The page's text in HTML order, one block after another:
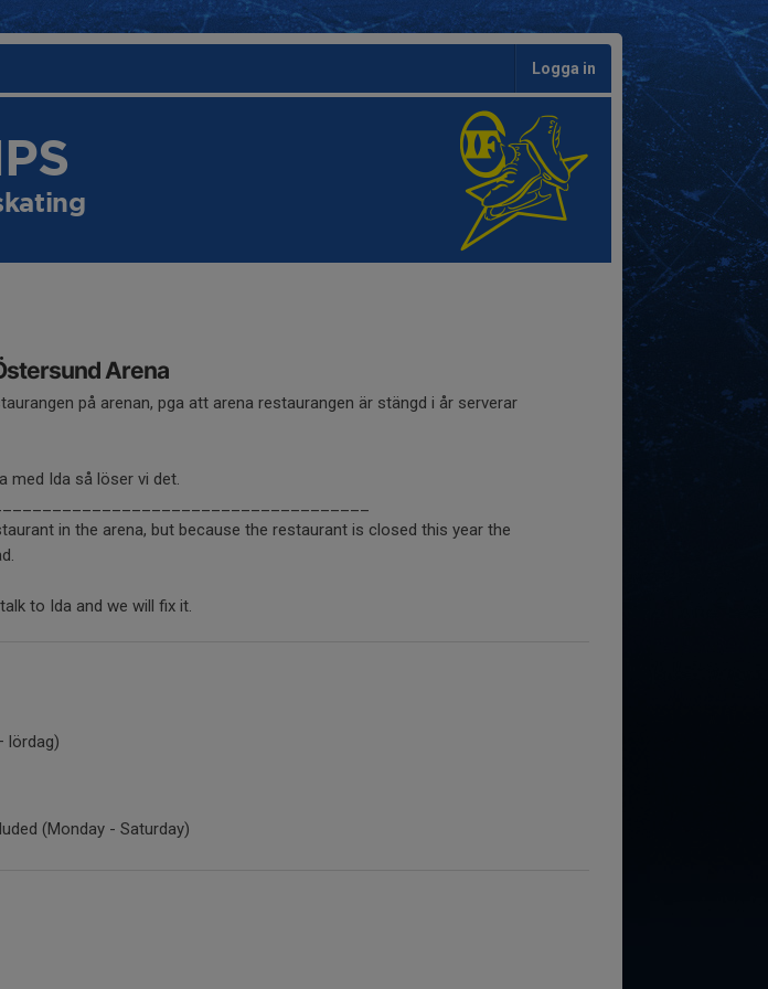
Logga in
Arena
på arenan, pga att arena restaurangen är stängd i år serverar
med Ida så löser vi det.
in the arena, but because the restaurant is closed this year the
to Ida and we will fix it.
lördag)
(Monday - Saturday)